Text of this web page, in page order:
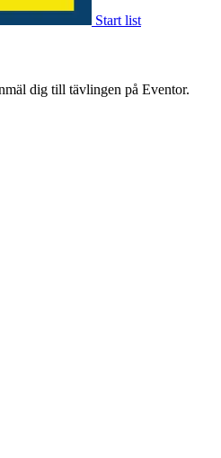
Start list
dig till tävlingen på Eventor.